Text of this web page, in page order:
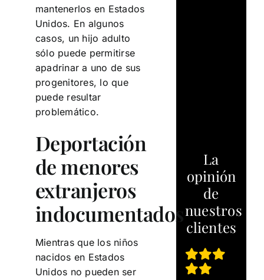
mantenerlos en Estados
Unidos. En algunos
casos, un hijo adulto
sólo puede permitirse
apadrinar a uno de sus
progenitores, lo que
puede resultar
problemático.
Deportación
de menores
extranjeros
indocumentados
Mientras que los niños
nacidos en Estados
Unidos no pueden ser
La
opinión
de
nuestros
clientes